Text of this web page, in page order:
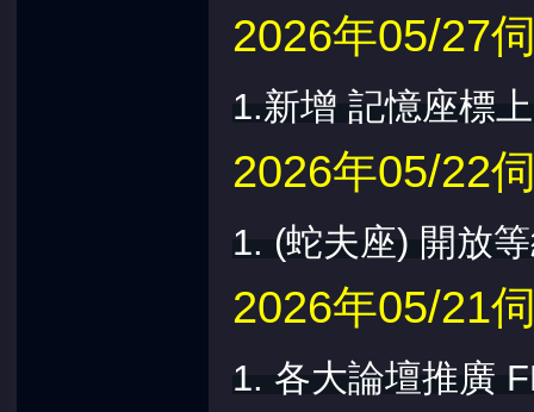
2026年05/27
1.新增 記憶座標
2026年05/22
1. (蛇夫座) 開放
2026年05/21
1. 各大論壇推廣